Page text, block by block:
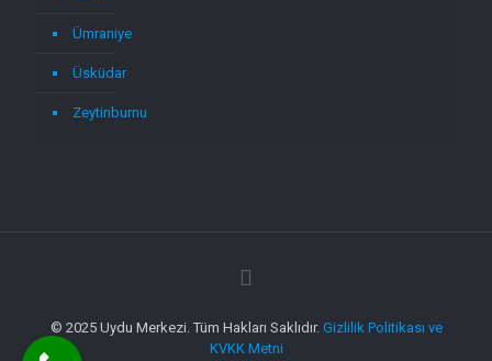
Ümraniye
Üsküdar
Zeytinburnu
© 2025 Uydu Merkezi. Tüm Hakları Saklıdır. Gizlilik Politikası ve
KVKK Metni